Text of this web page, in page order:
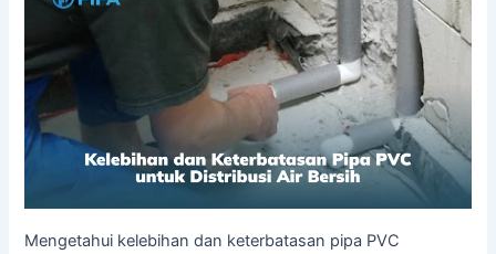
Mengetahui kelebihan dan keterbatasan pipa PVC